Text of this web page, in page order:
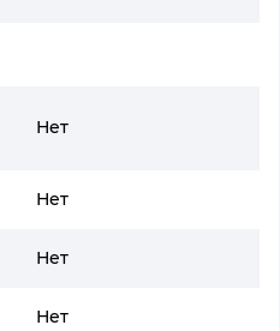
Нет
Нет
Нет
Нет